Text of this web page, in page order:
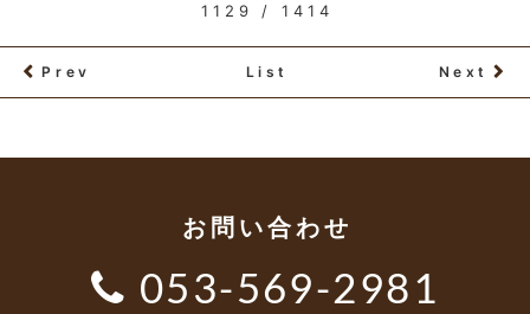
1129 / 1414
Prev List Next
お問い合わせ
053-569-2981